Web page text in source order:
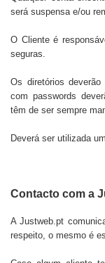
será suspensa e/ou
O Cliente é
seguras.
Os diretórios
com passwords
têm de ser sempre
Deverá ser utilizada
Contacto com a
AJustweb.pt
respeito, o mesmo é